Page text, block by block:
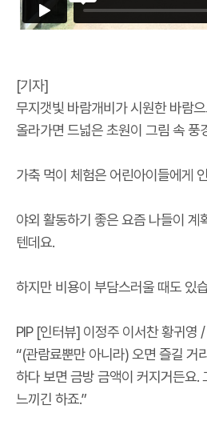
[기자]
무지갯빛 바람개비가 시원한 바람
올라가면 드넓은 초원이 그림 속 풍
가축 먹이 체험은 어린아이들에게
야외 활동하기 좋은 요즘 나들이 계
텐데요.
하지만 비용이 부담스러울 때도 있
PIP [인터뷰] 이정주 이서찬 황귀영 /
“(관람료뿐만 아니라) 오면 즐길 거
하다 보면 금방 금액이 커지거든요.
느끼긴 하죠.”